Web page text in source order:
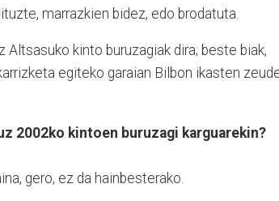
marrazkien bidez, edo brodatuta.
kinto buruzagiak dira; beste biak,
egiteko garaian Bilbon ikasten
2002ko kintoen buruzagi karguarekin?
gero, ez da hainbesterako.